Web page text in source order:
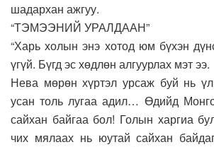
шадархан ажгуу.
“ТЭМЭЭНИЙ УРАЛДААН”
“Харь холын энэ хотод юм бүхэн
үгүй. Бүгд эс хөдлөн алгуурлах мэт ээ.
Нева мөрөн хүртэл урсаж буй нь үл
усан толь лугаа адил… Өдийд
сайхан байгаа бол! Голын харгиа
чих мялаах нь юутай сайхан